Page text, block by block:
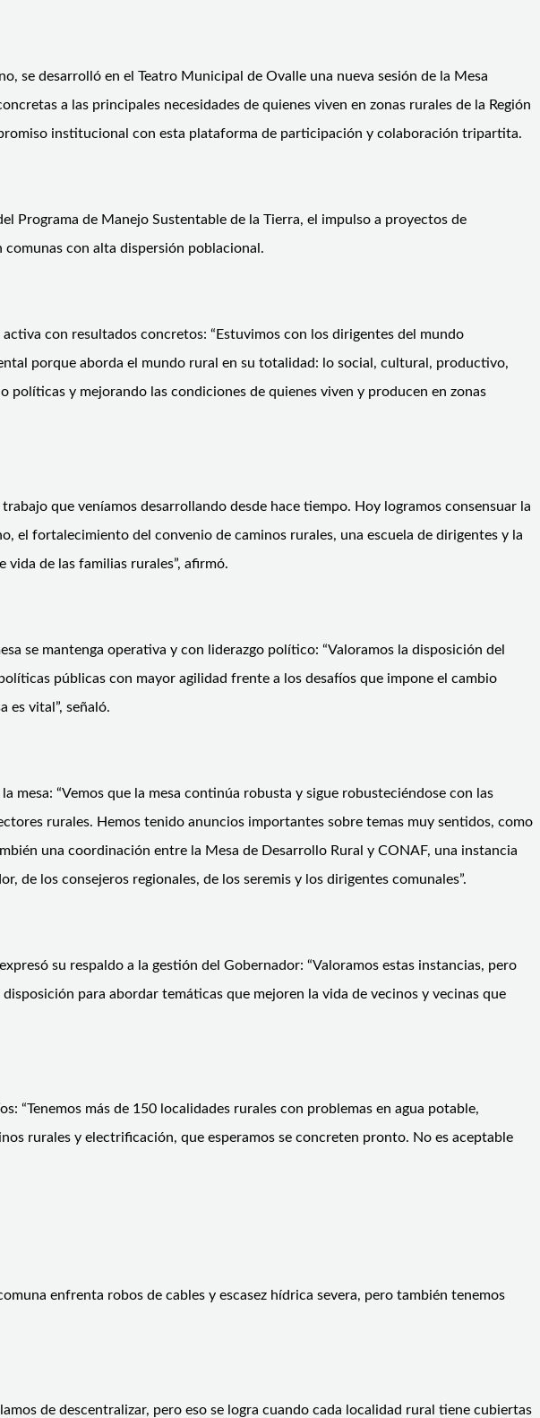
se desarrolló en el Teatro Municipal de Ovalle una nueva sesión de la Mesa
a las principales necesidades de quienes viven en zonas rurales de la Región
institucional con esta plataforma de participación y colaboración tripartita.
Programa de Manejo Sustentable de la Tierra, el impulso a proyectos de
con alta dispersión poblacional.
con resultados concretos: “Estuvimos con los dirigentes del mundo
porque aborda el mundo rural en su totalidad: lo social, cultural, productivo,
y mejorando las condiciones de quienes viven y producen en zonas
que veníamos desarrollando desde hace tiempo. Hoy logramos consensuar la
el fortalecimiento del convenio de caminos rurales, una escuela de dirigentes y la
de las familias rurales”, afirmó.
se mantenga operativa y con liderazgo político: “Valoramos la disposición del
públicas con mayor agilidad frente a los desafíos que impone el cambio
es vital”, señaló.
“Vemos que la mesa continúa robusta y sigue robusteciéndose con las
rurales. Hemos tenido anuncios importantes sobre temas muy sentidos, como
una coordinación entre la Mesa de Desarrollo Rural y CONAF, una instancia
de los consejeros regionales, de los seremis y los dirigentes comunales”.
su respaldo a la gestión del Gobernador: “Valoramos estas instancias, pero
para abordar temáticas que mejoren la vida de vecinos y vecinas que
“Tenemos más de 150 localidades rurales con problemas en agua potable,
rurales y electrificación, que esperamos se concreten pronto. No es aceptable
enfrenta robos de cables y escasez hídrica severa, pero también tenemos
de descentralizar, pero eso se logra cuando cada localidad rural tiene cubiertas